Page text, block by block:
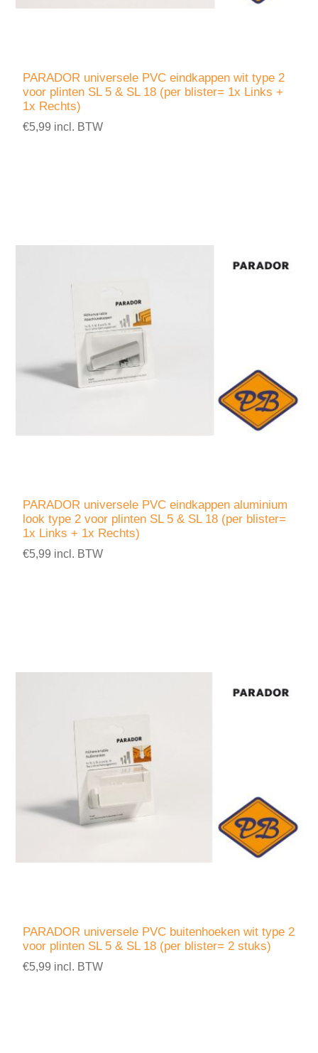
PARADOR universele PVC eindkappen wit type 2
voor plinten SL 5 & SL 18 (per blister= 1x Links +
1x Rechts)
€5,99 incl. BTW
PARADOR universele PVC eindkappen aluminium
look type 2 voor plinten SL 5 & SL 18 (per blister=
1x Links + 1x Rechts)
€5,99 incl. BTW
PARADOR universele PVC buitenhoeken wit type 2
voor plinten SL 5 & SL 18 (per blister= 2 stuks)
€5,99 incl. BTW